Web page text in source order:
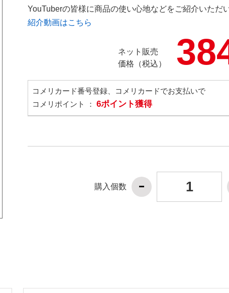
YouTuberの皆様に商品の使い心地などをご紹介いただ
紹介動画はこちら
ネット販売
価格（税込）
コメリカード番号登録、コメリカードでお支払いで
コメリポイント ： 6ポイント獲得
購入個数